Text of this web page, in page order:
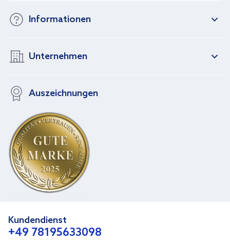
Informationen
Unternehmen
Auszeichnungen
Kundendienst
+49 78195633098